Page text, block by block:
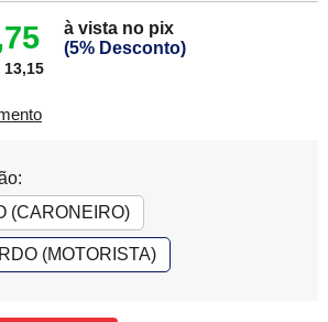
à vista no pix
(5% Desconto)
13,15
(CARONEIRO)
(MOTORISTA)